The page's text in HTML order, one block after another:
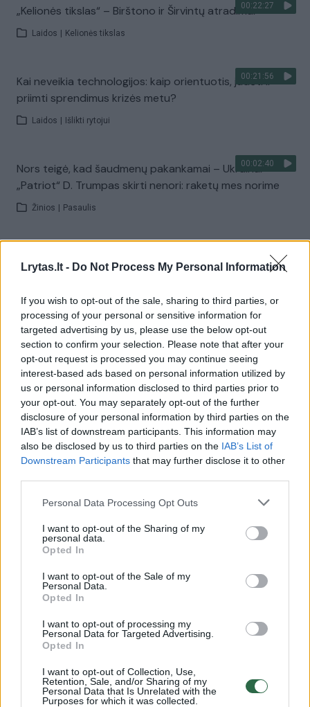
Lrytas.lt - Do Not Process My Personal Information
If you wish to opt-out of the sale, sharing to third parties, or
processing of your personal or sensitive information for
targeted advertising by us, please use the below opt-out
section to confirm your selection. Please note that after your
opt-out request is processed you may continue seeing
interest-based ads based on personal information utilized by
us or personal information disclosed to third parties prior to
your opt-out. You may separately opt-out of the further
disclosure of your personal information by third parties on the
IAB’s list of downstream participants. This information may
also be disclosed by us to third parties on the IAB’s List of
Downstream Participants that may further disclose it to other
Personal Data Processing Opt Outs
I want to opt-out of the Sharing of my
personal data.
Opted In
I want to opt-out of the Sale of my
Personal Data.
Opted In
I want to opt-out of processing my
Personal Data for Targeted Advertising.
Opted In
I want to opt-out of Collection, Use,
Retention, Sale, and/or Sharing of my
Personal Data that Is Unrelated with the
Purposes for which it was collected.
00:22:27
„Kelionės tikslas“ – Birštono ir Širvintų atradimai
Laidos Kelionės tikslas
00:21:56
Kai neveikia technologijos: kaip orientuotis, judėti ir
priimti sprendimus krizės metu?
Laidos Išlikti rytojui
00:02:40
Nors teigė, kad šaudmenų pakankamai – Ukrainai
„Patriot“ D. Trumpas skirti nenori: raketų mes norime
Žinios Pasaulis
priekabiavimas, patyčios ir užgaulūs įvardžiai
Lietuvos diena
Visi įrašai
Žiūrimiausi įrašai
00:00:30
Vaizdai iš tragiškos avarijos Vilniaus r.: dviejų moterų ir
00:00:57
Savaitės vidurys nusimato karštas: temperatūra kils iki
Žinios | Orai
00:15:54
V. Zalužno pasisakymą laiko bandymu įsitvirtinti
Ukrainos politikoje: jis yra neteisus
Laidos | Nauja diena